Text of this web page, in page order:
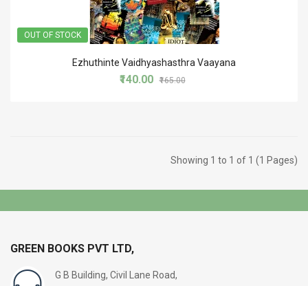
OUT OF STOCK
Ezhuthinte Vaidhyashasthra Vaayana
₹140.00 ₹165.00
Showing 1 to 1 of 1 (1 Pages)
GREEN BOOKS PVT LTD,
G B Building, Civil Lane Road,